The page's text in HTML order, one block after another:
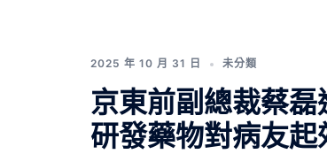
2025 年 10 月 31 日 未分類
京東前副總裁蔡磊
研發藥物對病友起